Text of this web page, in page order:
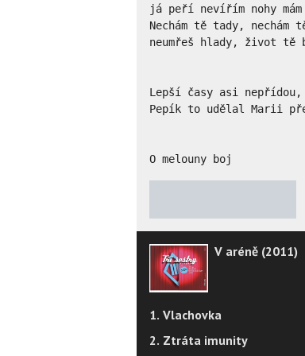
já peří nevířím nohy
Nechám tě tady, nechám
neumřeš hlady, život tě
Lepší časy asi
Pepík to udělal Marii
O melouny boj
V aréně (2011)
1. Vlachovka
2. Ztráta imunity